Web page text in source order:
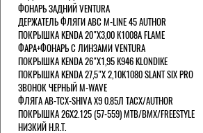
ФОНАРЬ ЗАДНИЙ VENTURA
ДЕРЖАТЕЛЬ ФЛЯГИ АВС M-LINE 45 AUTHOR
ПОКРЫШКА KENDA 20"Х3,00 K1008A FLAME
ФАРА+ФОНАРЬ С ЛИНЗАМИ VENTURA
ПОКРЫШКА KENDA 26"Х1,95 K946 KLONDIKE
ПОКРЫШКА KENDA 27,5"Х 2,10K1080 SLANT SIX PRO
ЗВОНОК ЧЕРНЫЙ M-WAVE
ФЛЯГА AB-TCX-SHIVA X9 0.85Л TACX/AUTHOR
ПОКРЫШКА 26X2.125 (57-559) MTB/BMX/FREESTYLE
НИЗКИЙ H.R.T.